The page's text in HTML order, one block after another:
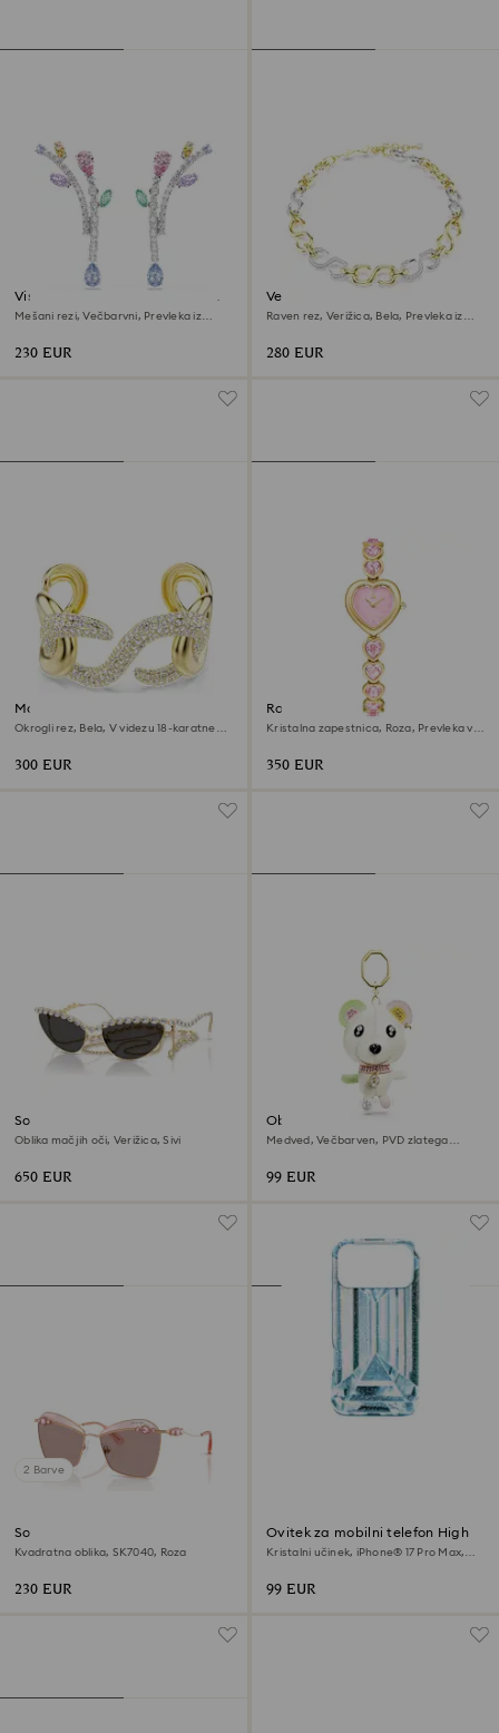
Viseči uhani Ariana Grande x
Swarovski
Mešani rezi, Večbarvni, Prevleka iz
230 EUR
Verižica Dextera
Raven rez, Verižica, Bela, Prevleka iz
280 EUR
Manšeta Dextera
Okrogli rez, Bela, V videzu 18-karatnega
300 EUR
Ročna ura Idyllia Heart
Kristalna zapestnica, Roza, Prevleka v
350 EUR
Sončna očala
Oblika mačjih oči, Verižica, Sivi
650 EUR
Obesek za torbico Teddy
Medved, Večbarven, PVD zlatega
99 EUR
2 Barve
Sončna očala
Kvadratna oblika, SK7040, Roza
230 EUR
Ovitek za mobilni telefon High
Kristalni učinek, iPhone® 17 Pro Max,
99 EUR